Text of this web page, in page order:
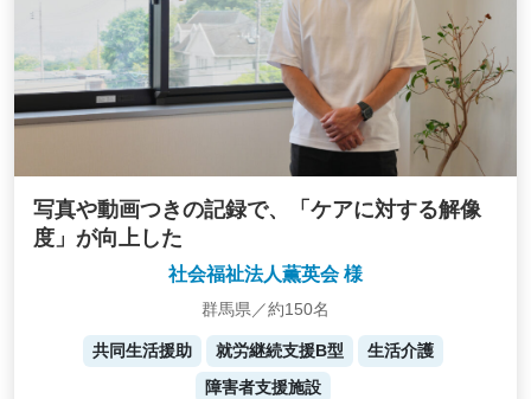
写真や動画つきの記録で、「ケアに対する解像
度」が向上した
社会福祉法人薫英会 様
群馬県／約150名
共同生活援助 就労継続支援B型
生活介護
障害者支援施設